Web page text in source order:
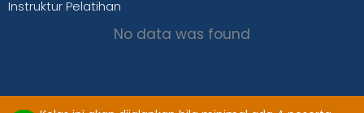
Instruktur Pelatihan
No data was found